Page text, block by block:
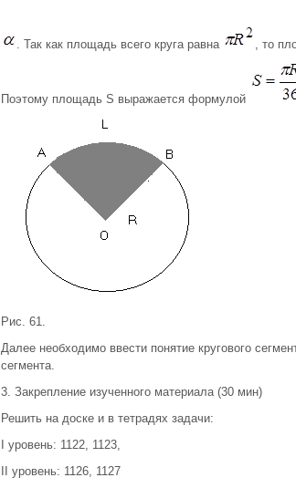
. Так как площадь всего круга равна , то
Поэтому площадь S выражается формулой
Рис. 61.
Далее необходимо ввести понятие кругового
сегмента.
3. Закрепление изученного материала (30 мин)
Решить на доске и в тетрадях задачи:
I уровень: 1122, 1123,
II уровень: 1126, 1127